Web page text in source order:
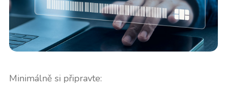
Minimálně si připravte: